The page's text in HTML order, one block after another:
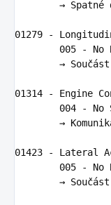
        → Š
patné
01279 -
005
- No
        →
Součást
01314 - Engine
004
- No
        →
01423 - Lateral
005
- No
        →
Součást